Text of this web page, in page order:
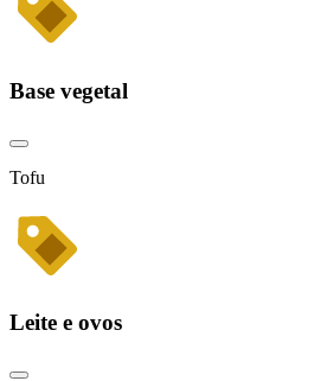
Base vegetal
Tofu
Leite e ovos